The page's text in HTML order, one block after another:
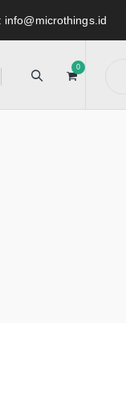
: info@microthings.id
0